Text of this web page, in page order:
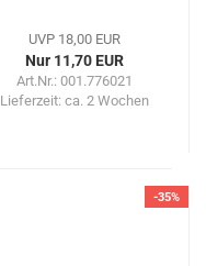
UVP 18,00 EUR
Nur 11,70 EUR
Art.Nr.: 001.776021
Lieferzeit: ca. 2 Wochen
-35%